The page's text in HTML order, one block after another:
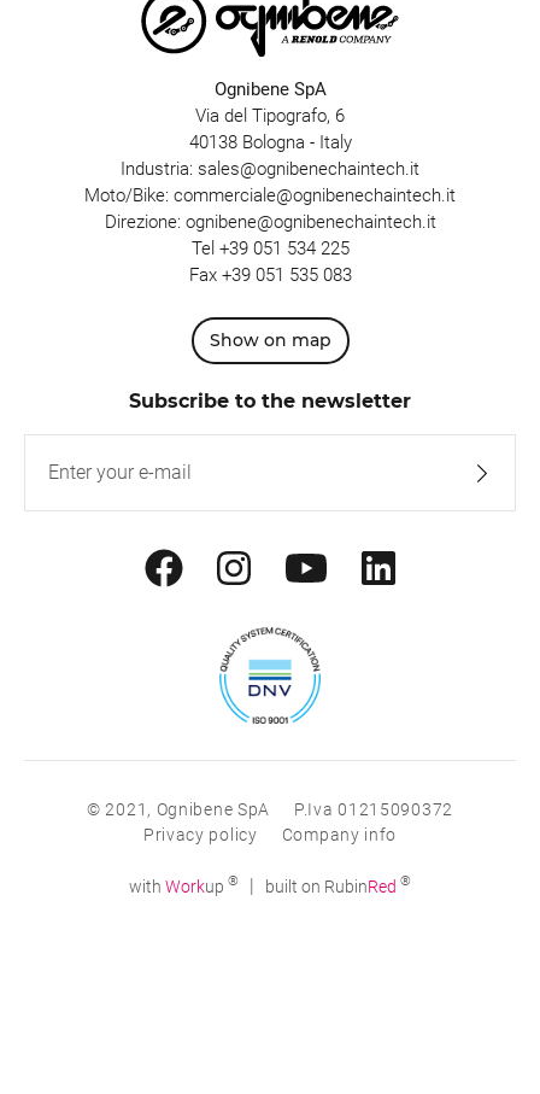
Ognibene SpA
Via del Tipografo, 6
40138 Bologna - Italy
Industria: sales@ognibenechaintech.it
Moto/Bike: commerciale@ognibenechaintech.it
Direzione: ognibene@ognibenechaintech.it
Tel +39 051 534 225
Fax +39 051 535 083
Show on map
Subscribe to the newsletter
© 2021, Ognibene SpA
P.Iva 01215090372
Privacy policy
Company info
with Workup ® | built on RubinRed ®